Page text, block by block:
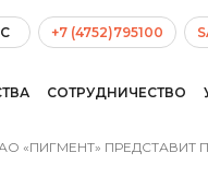
+7 (4752)795100
СОТРУДНИЧЕСТВО
АО «ПИГМЕНТ» ПРЕДСТАВИТ